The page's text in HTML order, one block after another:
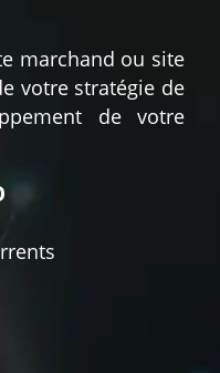
marchand ou site
votre stratégie de
de votre